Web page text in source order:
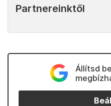
Partnereinktől
Állítsd